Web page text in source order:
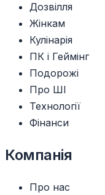
Дозвілля
Жінкам
Кулінарія
ПК і Геймінг
Подорожі
Про ШІ
Технології
Фінанси
Компанія
Про нас